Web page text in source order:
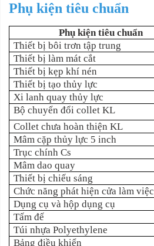
Phụ kiện tiêu chuẩn
Phụ kiện tiêu chuẩn
Thiết bị bôi trơn tập trung
Thiết bị làm mát cắt
Thiết bị kẹp khí nén
Thiết bị tạo thủy lực
Xi lanh quay thủy lực
Bộ chuyển đổi collet KL
Collet chưa hoàn thiện KL
Mâm cặp thủy lực 5 inch
Trục chính Cs
Mâm dao quay
Thiết bị chiếu sáng
Chức năng phát hiện cửa làm việc
Dụng cụ và hộp dụng cụ
Tấm đế
Túi nhựa Polyethylene
Bảng điều khiển